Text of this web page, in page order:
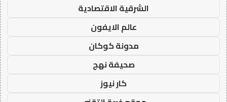
الشرقية الاقتصادية
عالم الايفون
مدونة كوكان
صحيفة نهج
كار نيوز